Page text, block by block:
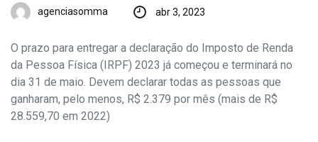
agenciasomma abr 3, 2023
O prazo para entregar a declaração do Imposto de Renda
da Pessoa Física (IRPF) 2023 já começou e terminará no
dia 31 de maio. Devem declarar todas as pessoas que
ganharam, pelo menos, R$ 2.379 por mês (mais de R$
28.559,70 em 2022)